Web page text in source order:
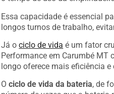
Essa capacidade é essencial
longos turnos de trabalho,
Já o ciclo de vida é um fator
Performance em Carumbé MT
longo oferece mais eficiência e
O ciclo de vida da bateria , de
número de vezes que a bateria